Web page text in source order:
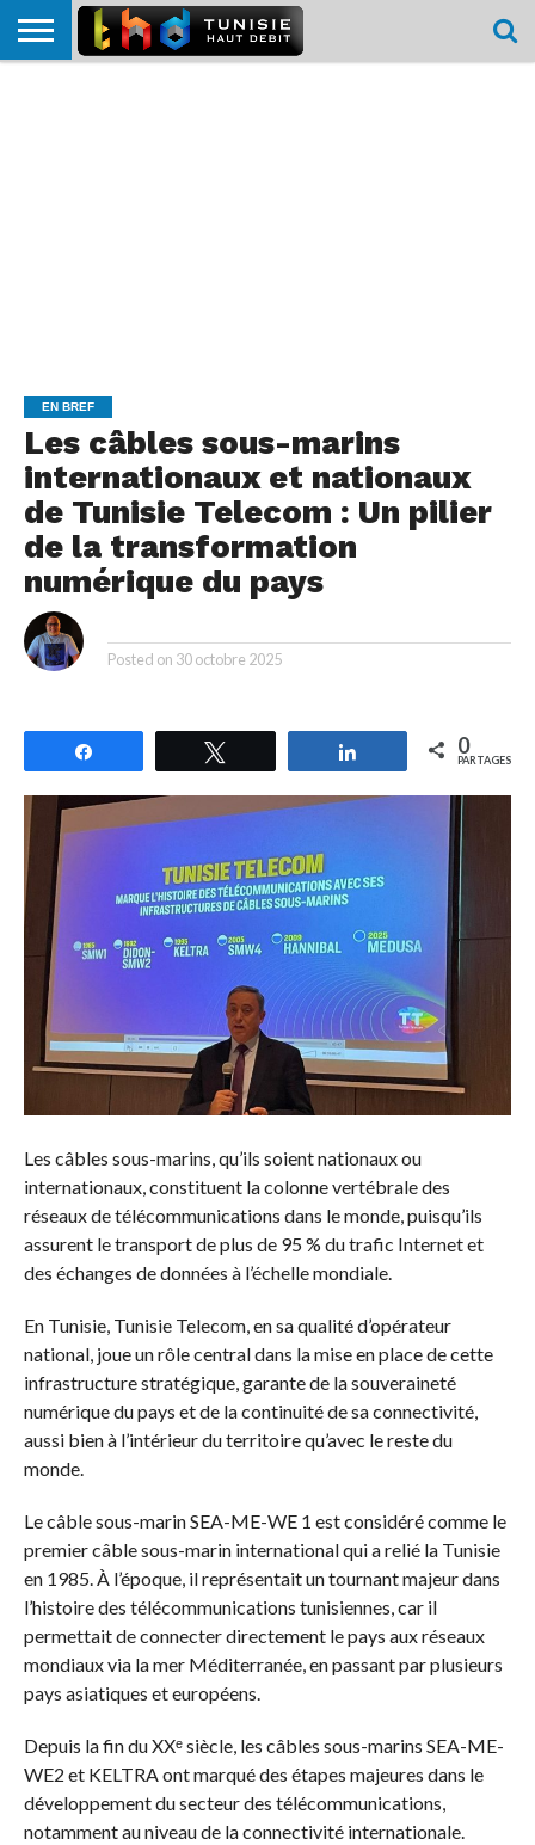
EN BREF
Les câbles sous-marins
internationaux et nationaux
de Tunisie Telecom : Un pilier
de la transformation
numérique du pays
Posted on 30 octobre 2025
Partagez 0
PARTAGES
Les câbles sous-marins, qu’ils soient nationaux ou
internationaux, constituent la colonne vertébrale des
réseaux de télécommunications dans le monde, puisqu’ils
assurent le transport de plus de 95 % du trafic Internet et
des échanges de données à l’échelle mondiale.
En Tunisie, Tunisie Telecom, en sa qualité d’opérateur
national, joue un rôle central dans la mise en place de cette
infrastructure stratégique, garante de la souveraineté
numérique du pays et de la continuité de sa connectivité,
aussi bien à l’intérieur du territoire qu’avec le reste du
monde.
Le câble sous-marin SEA-ME-WE 1 est considéré comme le
premier câble sous-marin international qui a relié la Tunisie
en 1985. À l’époque, il représentait un tournant majeur dans
l’histoire des télécommunications tunisiennes, car il
permettait de connecter directement le pays aux réseaux
mondiaux via la mer Méditerranée, en passant par plusieurs
pays asiatiques et européens.
Depuis la fin du XXᵉ siècle, les câbles sous-marins SEA-ME-
WE2 et KELTRA ont marqué des étapes majeures dans le
développement du secteur des télécommunications,
notamment au niveau de la connectivité internationale.